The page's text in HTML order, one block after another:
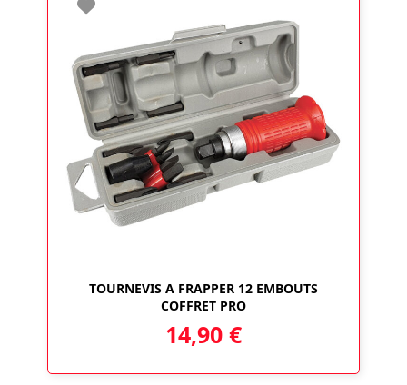
TOURNEVIS A FRAPPER 12 EMBOUTS
COFFRET PRO
14,90 €